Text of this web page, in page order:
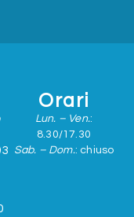
Orari
Lun. – Ven.:
8.30/17.30
Sab. – Dom.: chiuso